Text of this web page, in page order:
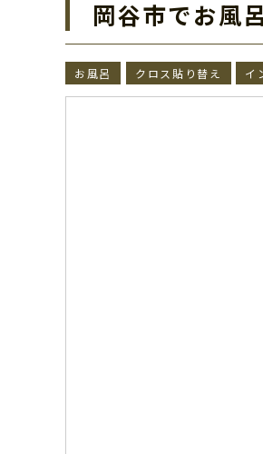
岡谷市でお風
お風呂 クロス貼り替え イ